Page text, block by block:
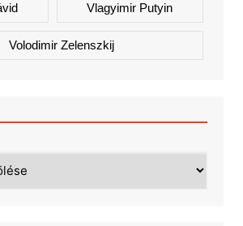
Vlagyimir Putyin
Volodimir Zelenszkij